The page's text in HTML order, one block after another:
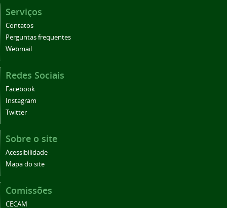
Serviços
Contatos
Perguntas frequentes
Webmail
Redes Sociais
Facebook
Instagram
Twitter
Sobre o site
Acessibilidade
Mapa do site
Comissões
CECAM